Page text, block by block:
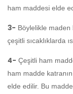
ham maddesi elde
3- Böylelikle maden
çeşitli sıcaklıklarda
4- Çeşitli ham
ham madde
elde edilir. Bu